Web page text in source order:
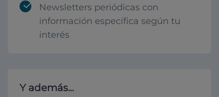
Newsletters periódicas con
información específica según tu
interés
Y además...